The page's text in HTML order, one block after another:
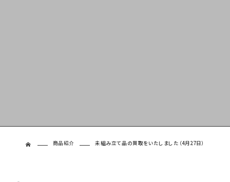
ホーム 商品紹介 未組み立て品の買取をいたしました（4月27日）